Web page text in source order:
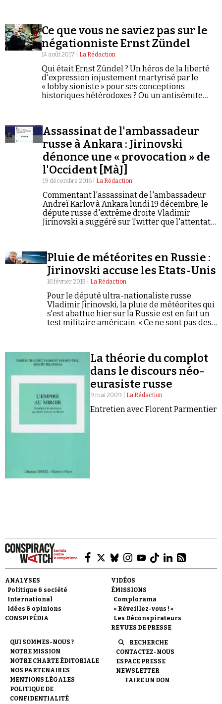
Se connecter
événements que le Kremlin cherche à imposer.
Ce que vous ne saviez pas sur le
négationniste Ernst Zündel
14 août 2017 | La Rédaction
Qui était Ernst Zündel ? Un héros de la liberté
d'expression injustement martyrisé par le
« lobby sioniste » pour ses conceptions
historiques hétérodoxes ? Ou un antisémite
Assassinat de l'ambassadeur
russe à Ankara : Jirinovski
dénonce une « provocation » de
l'Occident [MàJ]
19 décembre 2016 | La Rédaction
Commentant l'assassinat de l'ambassadeur
Andreï Karlov à Ankara lundi 19 décembre, le
députe russe d'extrême droite Vladimir
Jirinovski a suggéré sur Twitter que l'attentat
Pluie de météorites en Russie :
Jirinovski accuse les Etats-Unis
16 février 2013 | La Rédaction
Pour le député ultra-nationaliste russe
Vladimir Jirinovski, la pluie de météorites qui
s'est abattue hier sur la Russie est en fait un
test militaire américain. « Ce ne sont pas des
La théorie du complot
dans le discours néo-
eurasiste russe
9 mai 2009 | La Rédaction
Entretien avec Florent Parmentier
ANALYSES
Politique & société
International
Idées & opinions
CONSPIPÉDIA
VIDÉOS
ÉMISSIONS
Complorama
« Réveillez-vous ! »
Les Déconspirateurs
REVUES DE PRESSE
QUI SOMMES-NOUS ?
NOTRE MISSION
NOTRE CHARTE ÉDITORIALE
NOS PARTENAIRES
MENTIONS LÉGALES
POLITIQUE DE
CONFIDENTIALITÉ
RECHERCHE
CONTACTEZ-NOUS
ESPACE PRESSE
NEWSLETTER
FAIRE UN DON